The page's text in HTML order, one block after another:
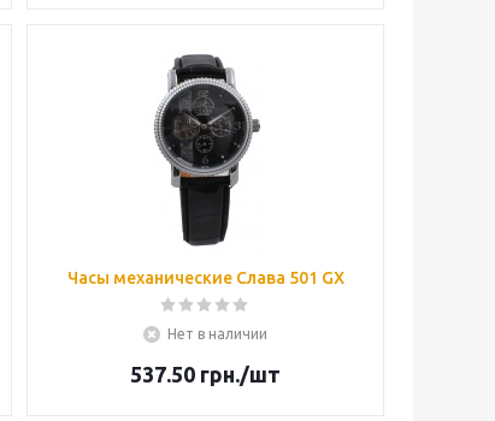
Часы механические Слава 501 GX
Нет в наличии
537.50 грн./шт